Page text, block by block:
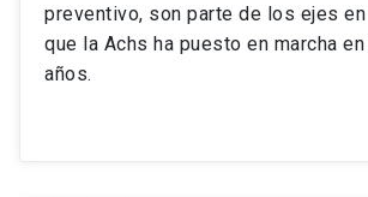
preventivo, son parte de los ejes
que la Achs ha puesto en marcha
años.